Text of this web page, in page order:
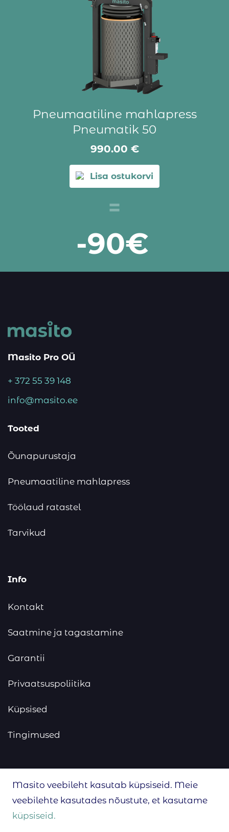
Masito veebileht kasutab küpsiseid. Meie
veebilehte kasutades nõustute, et kasutame
küpsiseid.
Pneumaatiline mahlapress
Pneumatik 50
990.00 €
Lisa ostukorvi
=
-90€
Masito Pro OÜ
+ 372 55 39 148
info@masito.ee
Tooted
Õunapurustaja
Pneumaatiline mahlapress
Töölaud ratastel
Tarvikud
Info
Kontakt
Saatmine ja tagastamine
Garantii
Privaatsuspoliitika
Küpsised
Tingimused
Sotsiaalmeedia